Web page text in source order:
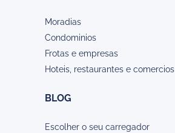
Moradias
Condominios
Frotas e empresas
Hoteis, restaurantes e comercios
BLOG
Escolher o seu carregador